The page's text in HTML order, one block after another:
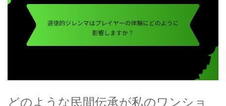
どのような民間伝承が私のワンショ